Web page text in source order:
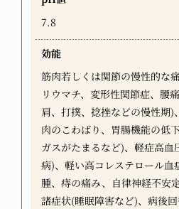
7.8
効能
筋肉若しくは関節の慢性的な
リウマチ、変形性関節症、腰
肩、打撲、捻挫などの慢性期)
肉のこわばり、胃腸機能の低
ガスがたまるなど)、軽症高血
病)、軽い高コレステロール血
腫、痔の痛み、自律神経不安
諸症状(睡眠障害など)、病後